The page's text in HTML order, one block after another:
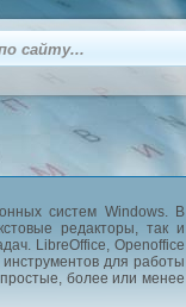
систем Windows. В
редакторы, так и
LibreOffice, Openoffice
для работы
более или менее